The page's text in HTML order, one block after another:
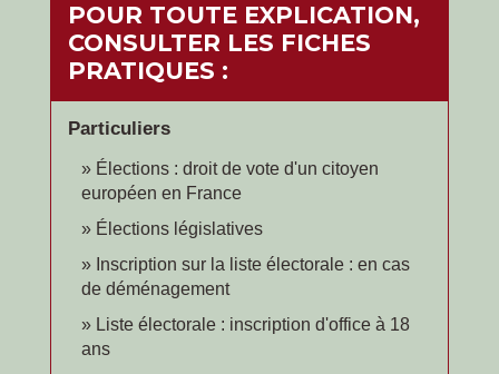
POUR TOUTE EXPLICATION,
CONSULTER LES FICHES
PRATIQUES :
Particuliers
Élections : droit de vote d'un citoyen
européen en France
Élections législatives
Inscription sur la liste électorale : en cas
de déménagement
Liste électorale : inscription d'office à 18
ans